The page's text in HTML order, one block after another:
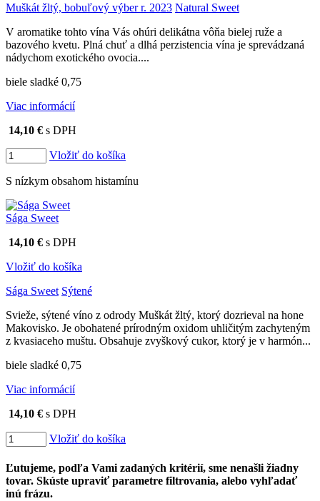
Muškát žltý, bobuľový výber r. 2023 Natural Sweet
V aromatike tohto vína Vás ohúri delikátna vôňa bielej ruže a
bazového kvetu. Plná chuť a dlhá perzistencia vína je sprevádzaná
nádychom exotického ovocia....
biele sladké 0,75
Viac informácií
14,10 € s DPH
Vložiť do košíka
S nízkym obsahom histamínu
Sága Sweet
14,10 € s DPH
Vložiť do košíka
Sága Sweet Sýtené
Svieže, sýtené víno z odrody Muškát žltý, ktorý dozrieval na hone
Makovisko. Je obohatené prírodným oxidom uhličitým zachyteným
z kvasiaceho muštu. Obsahuje zvyškový cukor, ktorý je v harmón...
biele sladké 0,75
Viac informácií
14,10 € s DPH
Vložiť do košíka
Ľutujeme, podľa Vami zadaných kritérií, sme nenašli žiadny
tovar. Skúste upraviť parametre filtrovania, alebo vyhľadať
inú frázu.